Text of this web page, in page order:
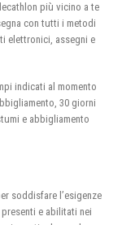
più vicino a te
con tutti i metodi
elettronici, assegni e
indicati al momento
30 giorni
e abbigliamento
soddisfare l’esigenze
e abilitati nei